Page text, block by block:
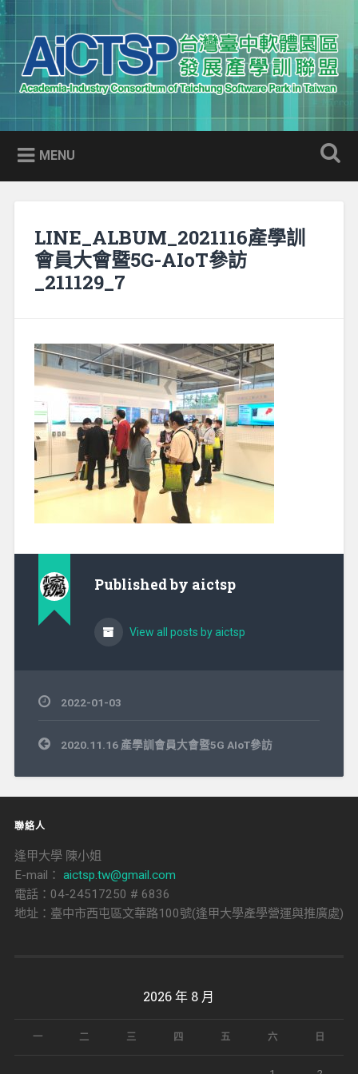
Skip
to
content
Search
AICTSP 台灣臺中軟體園區發展
產學訓聯盟
Academia-Industry Consortium of Taichung Software Park
in Taiwan
MENU
LINE_ALBUM_2021116產學訓
會員大會暨5G-AIoT參訪
_211129_7
Published by aictsp
View all posts by aictsp
2022-01-03
文
章
覽
2020.11.16 產學訓會員大會暨5G AIoT參訪
聯絡人
逢甲大學 陳小姐
E-mail： aictsp.tw@gmail.com
電話：04-24517250 # 6836
地址：臺中市西屯區文華路100號(逢甲大學產學營運與推廣處)
2026 年 8 月
一 二 三 四 五 六 日